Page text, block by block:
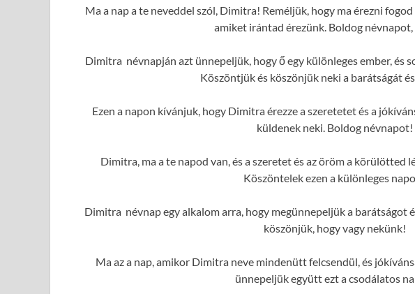
Ma a nap a te neveddel szól, Dimitra! Reméljük, hogy ma érezni
amiket irántad érezünk. Boldog
Dimitra névnapján azt ünnepeljük, hogy ő egy különleges ember, és
Köszöntjük és köszönjük neki a barátságát
Ezen a napon kívánjuk, hogy Dimitra érezze a szeretetet és a
küldenek neki. Boldog névnapot!
Dimitra, ma a te napod van, és a szeretet és az öröm a körülötted
Köszöntelek ezen a különleges
Dimitra névnap egy alkalom arra, hogy megünnepeljük a barátságot
köszönjük, hogy vagy nekünk!
Ma az a nap, amikor Dimitra neve mindenütt felcsendül, és
ünnepeljük együtt ezt a csodálatos